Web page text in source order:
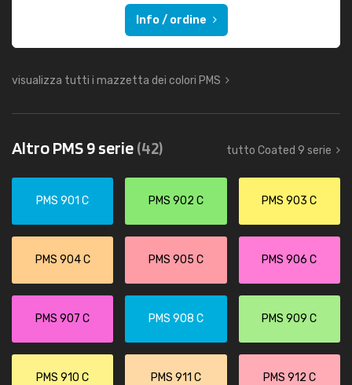
Info / ordine
visualizza tutti i mazzetta dei colori PMS
Altro PMS 9 serie(42) tutto Coated 9 serie
PMS 901 C PMS 902 C PMS 903 C
PMS 904 C PMS 905 C PMS 906 C
PMS 907 C PMS 908 C PMS 909 C
PMS 910 C PMS 911 C PMS 912 C